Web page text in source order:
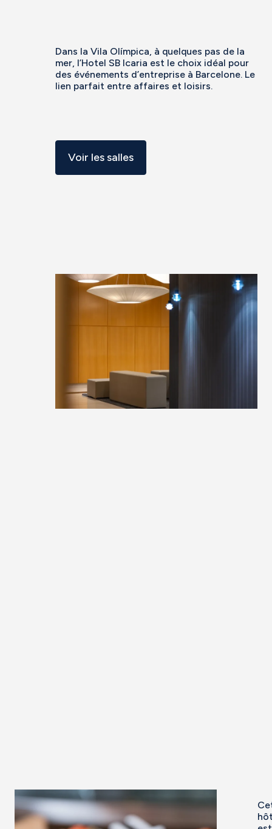
Dans la Vila Olímpica, à quelques pas de la
mer, l’Hotel SB Icaria est le choix idéal pour
des événements d’entreprise à Barcelone. Le
lien parfait entre affaires et loisirs.
Voir les salles